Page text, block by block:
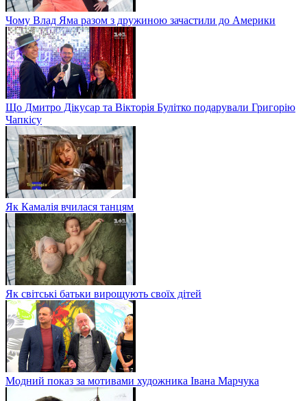
Чому Влад Яма разом з дружиною зачастили до Америки
Що Дмитро Дікусар та Вікторія Булітко подарували Григорію
Чапкісу
Як Камалія вчилася танцям
Як світські батьки вирощують своїх дітей
Модний показ за мотивами художника Івана Марчука